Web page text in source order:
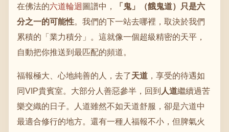
在佛法的六道輪迴 圖譜中，
「鬼」（餓鬼道）只是六
分之一的可能性。我們的下一站去哪裡，取決於我們
累積的「業力積分」。這就像一個超級精密的天平，
自動把你推送到最匹配的頻道。
福報極大、心地純善的人，去了天道 ，享受的待遇如
同VIP貴賓室。大部分人善惡參半，回到 人道繼續過苦
樂交織的日子。人道雖然不如天道舒服，卻是六道中
最適合修行的地方。還有一種人福報不小，但脾氣火